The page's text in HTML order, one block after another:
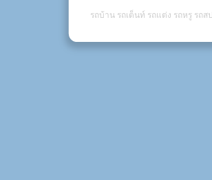
รถบ้าน รถเต็นท์ รถแต่ง รถหรู รถส